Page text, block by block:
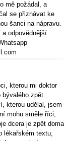
mě požádal, a
se přiznávat ke
šanci na nápravu.
odpovědnější.
kterou mi doktor
bývalého zpět
kterou udělal, jsem
mohu směle říci,
dcera je zpět doma
lékařském textu,